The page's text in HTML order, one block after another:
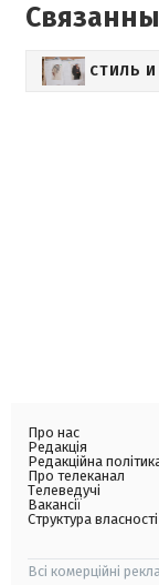
СТИЛЬ
Про нас
Редакція
Редакційна
Про телеканал
Телеведучі
Вакансії
Структура власності
Всі комерційні